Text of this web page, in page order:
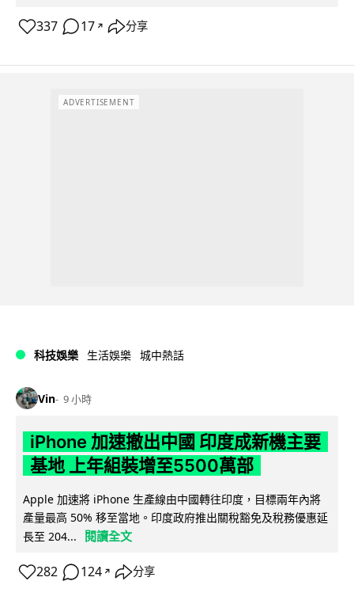
337 17 ↗ 分享
ADVERTISEMENT
科技娛樂 生活娛樂 城中熱話
Vin 9 小時
iPhone 加速撤出中國 印度成新機主要
基地 上年組裝增至5500萬部
Apple 加速將 iPhone 生產線由中國轉往印度，目標兩年內將
產量最高 50% 移至當地。印度政府推出關稅豁免及稅務優惠延
長至 204...
閱讀全文
282 124 ↗ 分享